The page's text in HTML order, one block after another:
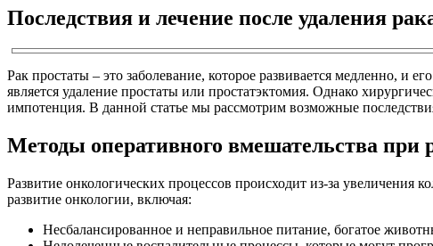
Последствия и лечение после удаления
Рак простаты – это заболевание, которое развивается медленно, и
является удаление простаты или простатэктомия. Однако
импотенция. В данной статье мы рассмотрим возможные
Методы оперативного вмешательства при
Развитие онкологических процессов происходит из-за
развитие онкологии, включая:
Несбалансированное и неправильное питание, богатое